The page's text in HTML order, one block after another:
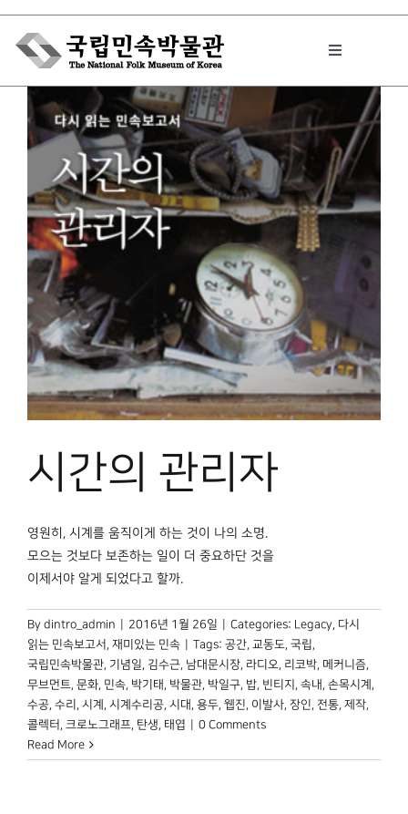
Skip
content
Toggle
박물관에서는
민속이야기
민속 인사이드
원문보기 PDF
박물관 홈페이지
시간의 관리자
영원히, 시계를 움직이게 하는 것이 나의 소명.
모으는 것보다 보존하는 일이 더 중요하단 것을
이제서야 알게 되었다고 할까.
By dintro_admin 2016년 1월 26일 Categories: Legacy, 다시
읽는 민속보고서 , 재미있는 민속 Tags: 공간, 교동도, 국립,
국립민속박물관, 기념일, 김수근, 남대문시장, 라디오, 리코박, 메커니즘,
무브먼트, 문화, 민속, 박기태 , 박물관, 박일구, 밥, 빈티지 , 속내 , 손목시계 ,
수공, 수리 , 시계 , 시계수리공, 시대 , 용두, 웹진, 이발사, 장인, 전통, 제작,
콜렉터 , 크로노그래프, 탄생, 태엽
0 Comments
Read More